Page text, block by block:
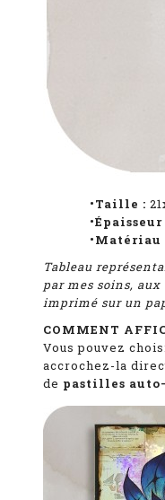
•Taille :
•Épaisseur
•Matériau
Tableau
par mes soins, aux
imprimé sur un
COMMENT
Vous pouvez
accrochez-la
de pastilles